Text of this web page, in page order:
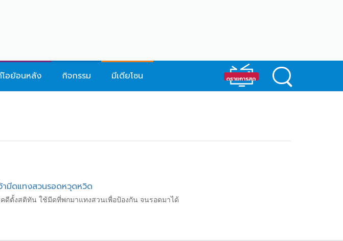
อย้อนหลัง กิจกรรม มีเดียโซน
ามีดแทงสวนรอดหวุดหวิด
คดีตั้งสติทัน ใช้มีดที่พกมาแทงสวนเพื่อป้องกัน จนรอดมาได้